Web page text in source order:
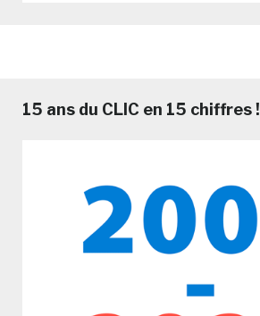
15 ans du CLIC en 15 chiffres !